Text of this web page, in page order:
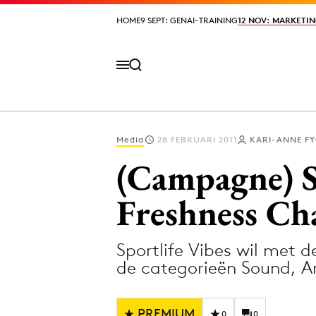
HOME9 SEPT: GENAI-TRAINING12 NOV:
HOME9 SEPT: GENAI-TRAINING12 NOV:
Design
Digital
Diversiteit
Media 28 FEBRUARI 2011 KARI-ANNE
Freshness
Sportlife Vibes wil met
de categorieën Sound,
0 0